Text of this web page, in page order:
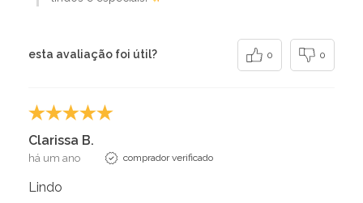
esta avaliação foi útil? 0 0
Clarissa B.
há um ano comprador verificado
Lindo